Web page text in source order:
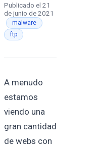
Publicado el 21
de junio de 2021
·
malware ·
ftp
A menudo
estamos
viendo una
gran cantidad
de webs con